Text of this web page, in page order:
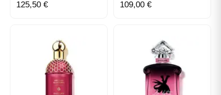
125,50 € 109,00 €